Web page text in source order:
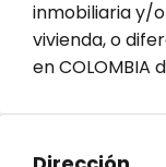
inmobiliaria y/
vivienda, o
en COLOMBIA